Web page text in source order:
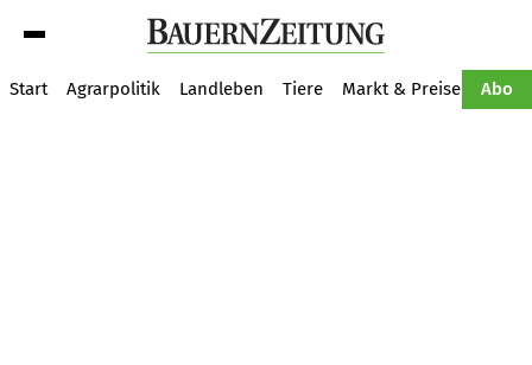
Start Agrarpolitik Landleben Tiere Markt & Preise Abo